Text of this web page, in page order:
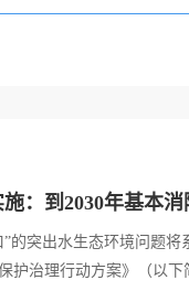
：到2030年基本
突出水生态环境问题将
护治理行动方案》（以